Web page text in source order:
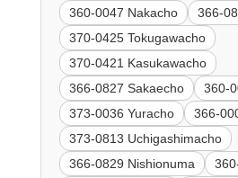
360-0047 Nakacho
366-
370-0425 Tokugawacho
370-0421 Kasukawacho
366-0827 Sakaecho
360-
373-0036 Yuracho
366-
373-0813 Uchigashimacho
366-0829 Nishionuma